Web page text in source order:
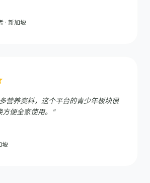
· 新加坡
营养资料，这个平台的青少年板块很
方便全家使用。"
坡